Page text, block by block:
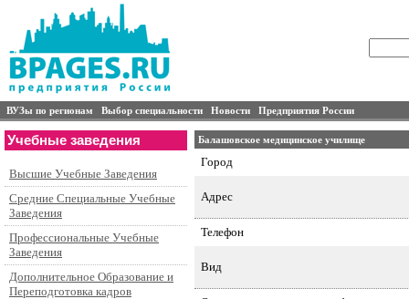
ВУЗы по регионам Выбор специальности Новости Предприятия России
Учебные заведения
Высшие Учебные Заведения
Средние Специальные Учебные
Заведения
Профессиональные Учебные
Заведения
Дополнительное Образование и
Переподготовка кадров
Балашовское медицинское училище
Город
Адрес
Телефон
Вид